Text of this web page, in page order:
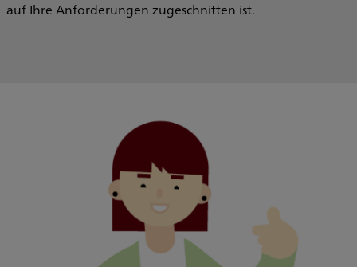
auf Ihre Anforderungen zugeschnitten ist.